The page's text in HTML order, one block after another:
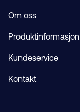
Om oss
Produktinformasjon
Kundeservice
Kontakt